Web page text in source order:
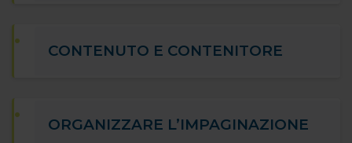
CONTENUTO E CONTENITORE
ORGANIZZARE L’IMPAGINAZIONE